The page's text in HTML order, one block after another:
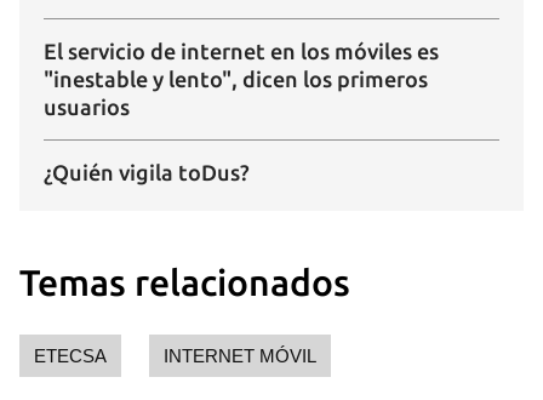
El servicio de internet en los móviles es
"inestable y lento", dicen los primeros
usuarios
¿Quién vigila toDus?
Temas relacionados
ETECSA INTERNET MÓVIL